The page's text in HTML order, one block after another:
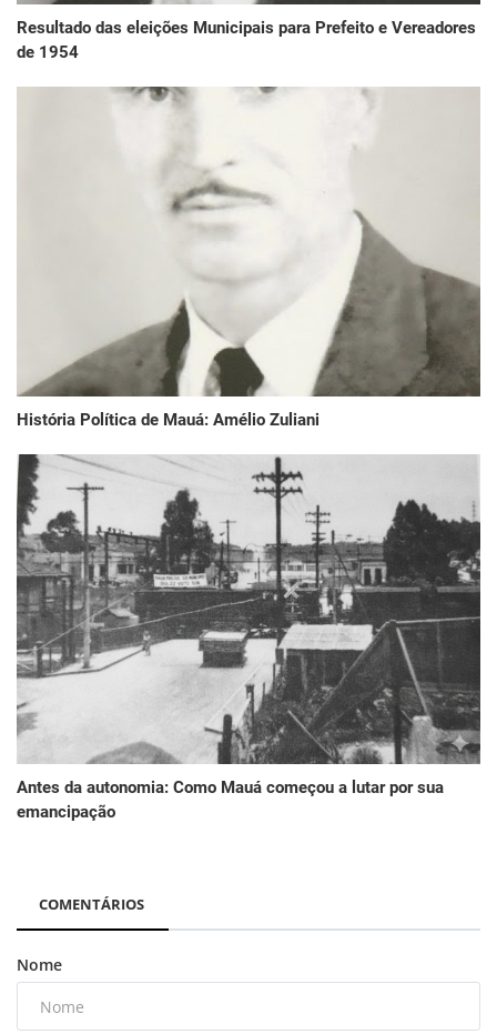
Resultado das eleições Municipais para Prefeito e Vereadores
de 1954
História Política de Mauá: Amélio Zuliani
Antes da autonomia: Como Mauá começou a lutar por sua
emancipação
COMENTÁRIOS
Nome